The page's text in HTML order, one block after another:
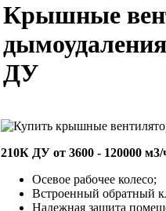
Крышные
ДУ
210К ДУ от 3600 - 120000 м3/
Осевое рабочее колесо;
Встроенный обратный
Надежная защита